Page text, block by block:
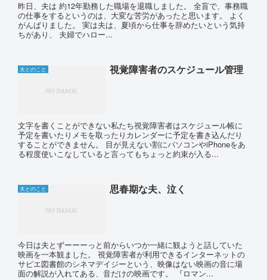
昨日、夫は 約12年勤務した職場を退職しました。 全盲で、事務職
の仕事をするというのは、大変な苦労があったと思います。 よく
がんばりました。 実は夫は、夏頃から仕事を辞めたいという気持
ちがあり、 夫婦でハロー...
夫とのこと 視覚障害者のスケジュール管理
文字を書くことができない私たち視覚障害者はスケジュール帳に
予定を書いたりメモを取ったりカレンダーに予定を書き込んだり
することができません。 目が見えない割にパソコンやiPhoneをあ
る程度使いこなしていると言ってもちょっと約束が入る...
夫とのこと 思春期な夫、泣く
今日は夫とずーーーっと前からいつか一緒に観ようと話していた
映画を一本観ました。 視覚障害者が利用できるインターネットの
サピエ図書館のシネマデイジーという、映像はない映画の音に場
面の解説が入れてある、音だけの映画です。 『ロマン...